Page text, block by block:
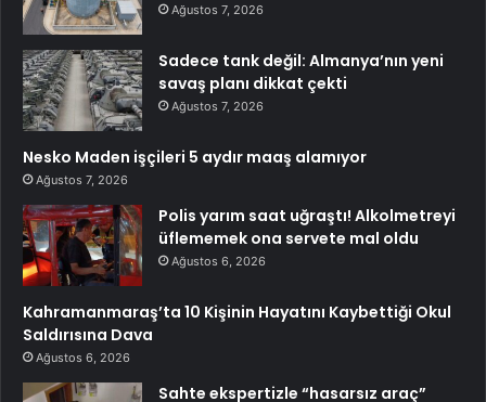
Ağustos 7, 2026
Sadece tank değil: Almanya’nın yeni
savaş planı dikkat çekti
Ağustos 7, 2026
Nesko Maden işçileri 5 aydır maaş alamıyor
Ağustos 7, 2026
Polis yarım saat uğraştı! Alkolmetreyi
üflememek ona servete mal oldu
Ağustos 6, 2026
Kahramanmaraş’ta 10 Kişinin Hayatını Kaybettiği Okul
Saldırısına Dava
Ağustos 6, 2026
Sahte ekspertizle “hasarsız araç”